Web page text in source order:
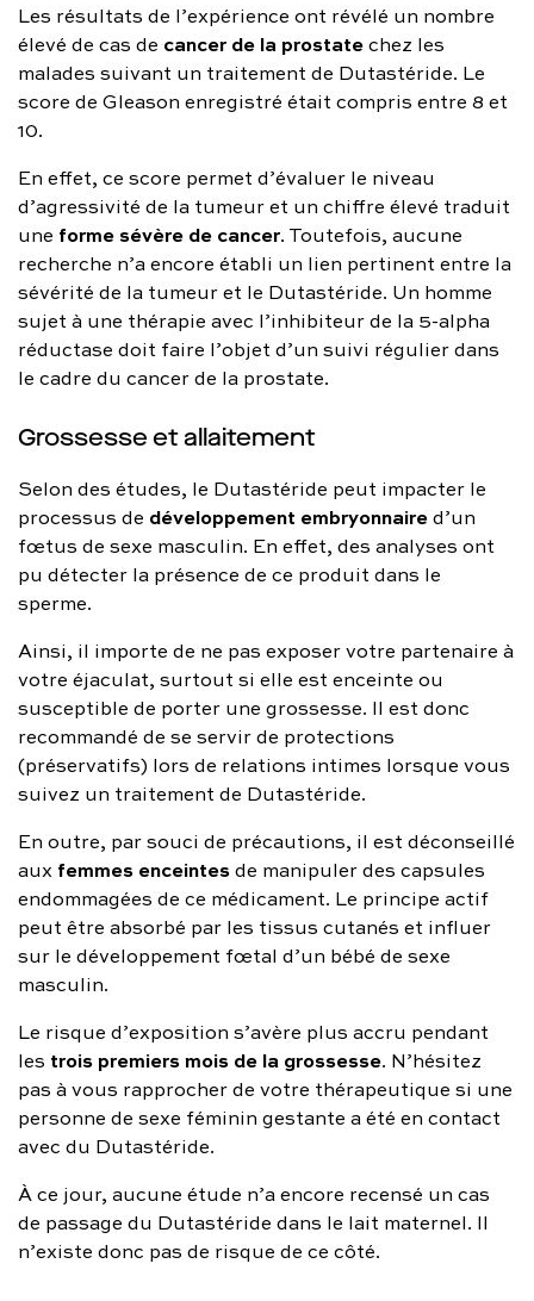
Les résultats de l’expérience ont révélé un nombre
élevé de cas de cancer de la prostatechez les
malades suivant un traitement de Dutastéride. Le
score de Gleason enregistré était compris entre 8 et
10.
En effet, ce score permet d’évaluer le niveau
d’agressivité de la tumeur et un chiffre élevé traduit
une forme sévère de cancer. Toutefois, aucune
recherche n’a encore établi un lien pertinent entre la
sévérité de la tumeur et le Dutastéride. Un homme
sujet à une thérapie avec l’inhibiteur de la 5-alpha
réductase doit faire l’objet d’un suivi régulier dans
le cadre du cancer de la prostate.
Grossesse et allaitement
Selon des études, le Dutastéride peut impacter le
processus de développement embryonnaired’un
fœtus de sexe masculin. En effet, des analyses ont
pu détecter la présence de ce produit dans le
sperme.
Ainsi, il importe de ne pas exposer votre partenaire à
votre éjaculat, surtout si elle est enceinte ou
susceptible de porter une grossesse. Il est donc
recommandé de se servir de protections
(préservatifs) lors de relations intimes lorsque vous
suivez un traitement de Dutastéride.
En outre, par souci de précautions, il est déconseillé
aux femmes enceintesde manipuler des capsules
endommagées de ce médicament. Le principe actif
peut être absorbé par les tissus cutanés et influer
sur le développement fœtal d’un bébé de sexe
masculin.
Le risque d’exposition s’avère plus accru pendant
les trois premiers mois de la grossesse. N’hésitez
pas à vous rapprocher de votre thérapeutique si une
personne de sexe féminin gestante a été en contact
avec du Dutastéride.
À ce jour, aucune étude n’a encore recensé un cas
de passage du Dutastéride dans le lait maternel. Il
n’existe donc pas de risque de ce côté.